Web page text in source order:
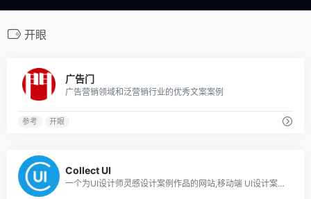
开眼
广告门
广告营销领域和泛营销行业的优秀文案案例
参考 开眼
Collect UI
一个为UI设计师灵感设计案例作品的网站,移动端 UI设计案例居多